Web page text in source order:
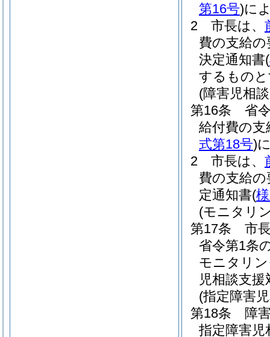
第16号)に
2
市長は、
費の支給
決定通知書(
するもの
(障害児相
第16条
省
給付費の支
式第18号)
2
市長は、
費の支給
定通知書(
(モニタリ
第17条
市
省令第1条
モニタリ
児相談支
(指定障害
第18条
障
指定障害児